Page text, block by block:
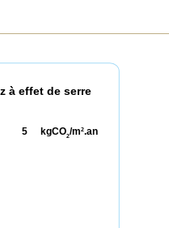
à effet de serre
kgCO2/m2.an
5